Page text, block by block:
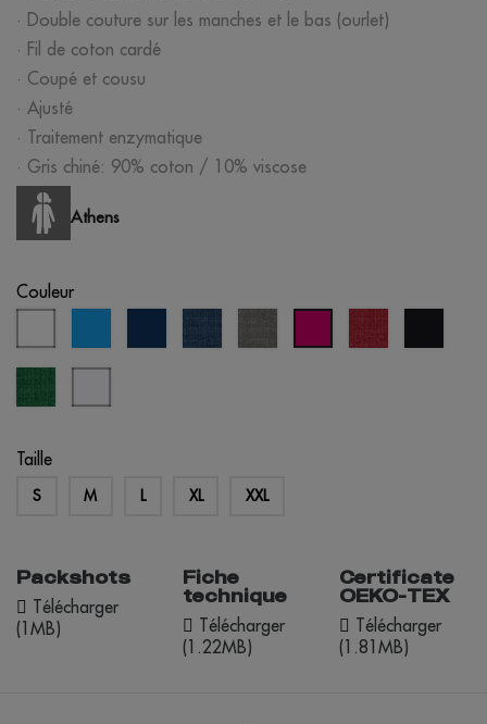
· Double couture sur les manches et le bas (ourlet)
· Fil de coton cardé
· Coupé et cousu
· Ajusté
· Traitement enzymatique
· Gris chiné: 90% coton / 10% viscose
Athens
Couleur
chiné
chiné
bleuté
Taille
S M L XL XXL
Packshots
Télécharger
(1MB)
Fiche
technique
Télécharger
(1.22MB)
Certificate
OEKO-TEX
Télécharger
(1.81MB)